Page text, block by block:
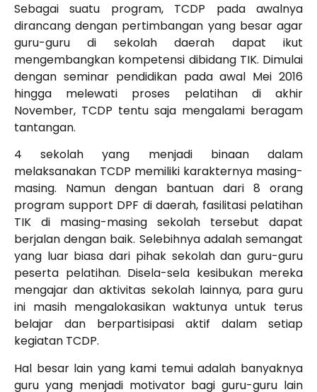
Sebagai suatu program, TCDP pada awalnya
dirancang dengan pertimbangan yang besar agar
guru-guru di sekolah daerah dapat ikut
mengembangkan kompetensi dibidang TIK. Dimulai
dengan seminar pendidikan pada awal Mei 2016
hingga melewati proses pelatihan di akhir
November, TCDP tentu saja mengalami beragam
tantangan.
4 sekolah yang menjadi binaan dalam
melaksanakan TCDP memiliki karakternya masing-
masing. Namun dengan bantuan dari 8 orang
program support DPF di daerah, fasilitasi pelatihan
TIK di masing-masing sekolah tersebut dapat
berjalan dengan baik. Selebihnya adalah semangat
yang luar biasa dari pihak sekolah dan guru-guru
peserta pelatihan. Disela-sela kesibukan mereka
mengajar dan aktivitas sekolah lainnya, para guru
ini masih mengalokasikan waktunya untuk terus
belajar dan berpartisipasi aktif dalam setiap
kegiatan TCDP.
Hal besar lain yang kami temui adalah banyaknya
guru yang menjadi motivator bagi guru-guru lain